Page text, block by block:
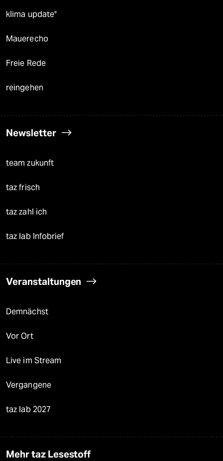
klima update°
Mauerecho
Freie Rede
reingehen
Newsletter
team zukunft
taz frisch
taz zahl ich
taz lab Infobrief
Veranstaltungen
Demnächst
Vor Ort
Live im Stream
Vergangene
taz lab 2027
Mehr taz Lesestoff